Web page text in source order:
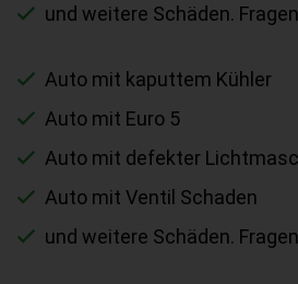
und weitere Schäden.
Auto mit kaputtem Kühler
Auto mit Euro 5
Auto mit defekter
Auto mit Ventil Schaden
und weitere Schäden.